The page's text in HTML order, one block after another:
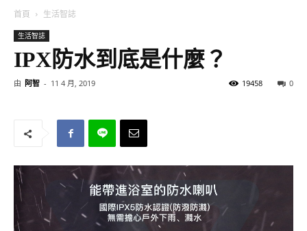
首頁 生活智誌
生活智誌
IPX防水到底是什麼？
由 阿智 - 11 4 月, 2019 0
19458